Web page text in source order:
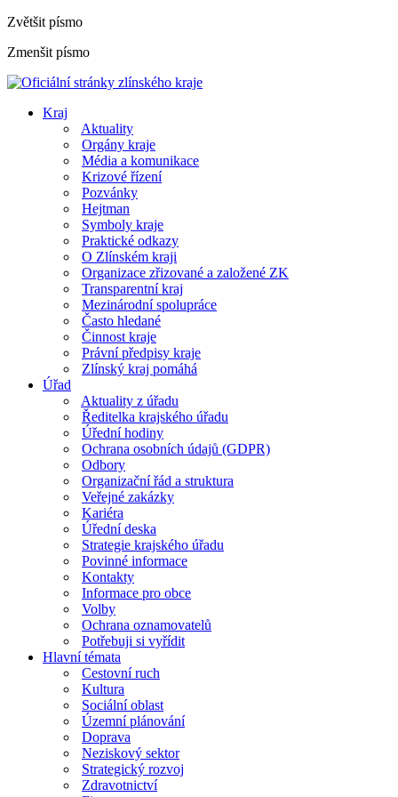
Zvětšit písmo
Zmenšit písmo
Kraj
Aktuality
Orgány kraje
Média a komunikace
Krizové řízení
Pozvánky
Hejtman
Symboly kraje
Praktické odkazy
O Zlínském kraji
Organizace zřizované a založené ZK
Transparentní kraj
Mezinárodní spolupráce
Často hledané
Činnost kraje
Právní předpisy kraje
Zlínský kraj pomáhá
Úřad
Aktuality z úřadu
Ředitelka krajského úřadu
Úřední hodiny
Ochrana osobních údajů (GDPR)
Odbory
Organizační řád a struktura
Veřejné zakázky
Kariéra
Úřední deska
Strategie krajského úřadu
Povinné informace
Kontakty
Informace pro obce
Volby
Ochrana oznamovatelů
Potřebuji si vyřídit
Hlavní témata
Cestovní ruch
Kultura
Sociální oblast
Územní plánování
Doprava
Neziskový sektor
Strategický rozvoj
Zdravotnictví